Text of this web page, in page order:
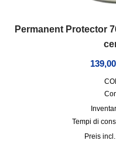
Permanent Protector
139,00
Tempi di
incl.